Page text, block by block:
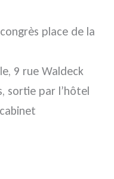
place de la
9 rue Waldeck
sortie par l’hôtel